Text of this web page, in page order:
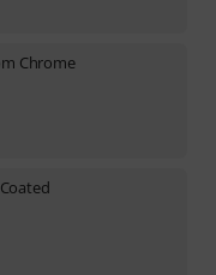
Chrome